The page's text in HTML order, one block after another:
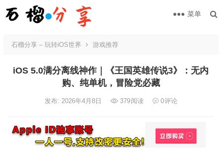
菜单
石榴分享 – 玩转iOS世界 游戏推荐
iOS 5.0满分离线神作｜《王国英雄传说3》：无内
购、纯单机，冒险党必藏
发布: 2026年4月8日 379阅读 0评论